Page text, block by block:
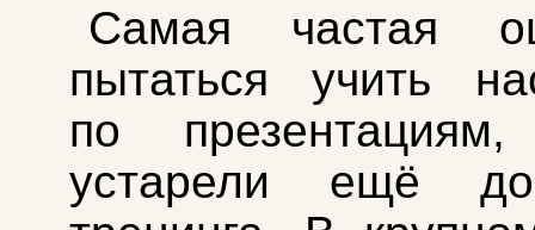
Самая частая
пытаться учить
по
устарели ещё